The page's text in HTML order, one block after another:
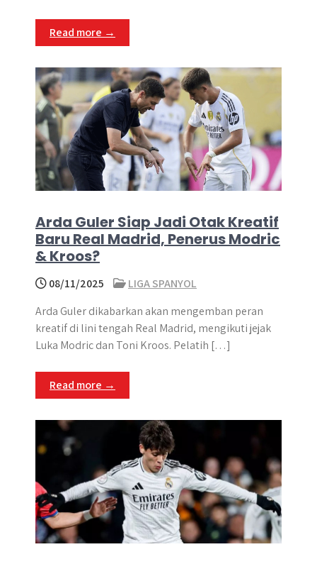
Read more →
Arda Guler Siap Jadi Otak Kreatif
Baru Real Madrid, Penerus Modric
& Kroos?
08/11/2025
LIGA SPANYOL
Arda Guler dikabarkan akan mengemban peran
kreatif di lini tengah Real Madrid, mengikuti jejak
Luka Modric dan Toni Kroos​. Pelatih […]
Read more →